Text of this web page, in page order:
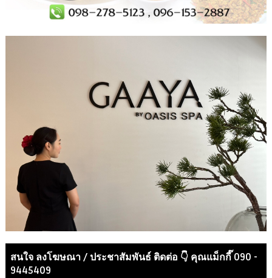
สนใจ ลงโฆษณา / ประชาสัมพันธ์ ติดต่อ 👇 คุณแม็กกี๊ 090 -
9445409